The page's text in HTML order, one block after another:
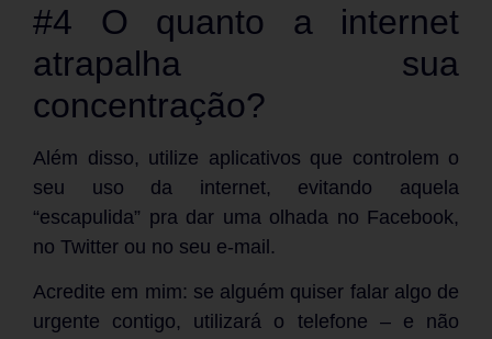
#4 O quanto a internet
atrapalha sua
concentração?
Além disso, utilize aplicativos que controlem o
seu uso da internet, evitando aquela
“escapulida” pra dar uma olhada no Facebook,
no Twitter ou no seu e-mail.
Acredite em mim: se alguém quiser falar algo de
urgente contigo, utilizará o telefone – e não